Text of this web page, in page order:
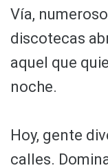
Vía,
discotecas
aquel que
noche.
Hoy, gente
calles.